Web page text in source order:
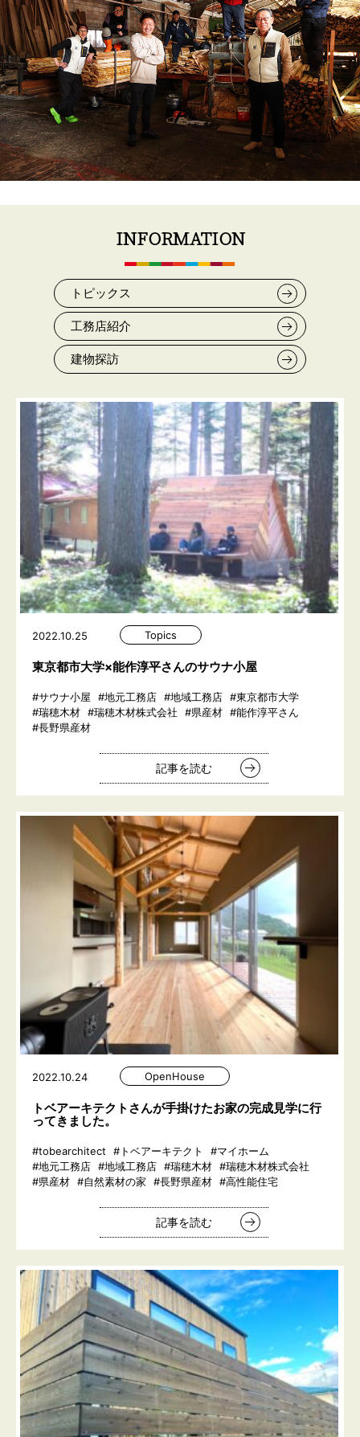
INFORMATION
トピックス
工務店紹介
建物探訪
2022.10.25 Topics
東京都市大学×能作淳平さんのサウナ小屋
#サウナ小屋 #地元工務店 #地域工務店 #東京都市大学
#瑞穂木材 #瑞穂木材株式会社 #県産材 #能作淳平さん
#長野県産材
記事を読む
2022.10.24 OpenHouse
トベアーキテクトさんが手掛けたお家の完成見学に行
ってきました。
#tobearchitect #トベアーキテクト
#マイホーム
#地元工務店 #地域工務店 #瑞穂木材 #瑞穂木材株式会社
#県産材 #自然素材の家 #長野県産材 #高性能住宅
記事を読む